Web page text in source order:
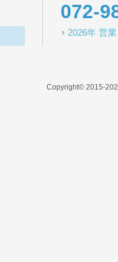
072-
2026年 営
Copyright© 2015-